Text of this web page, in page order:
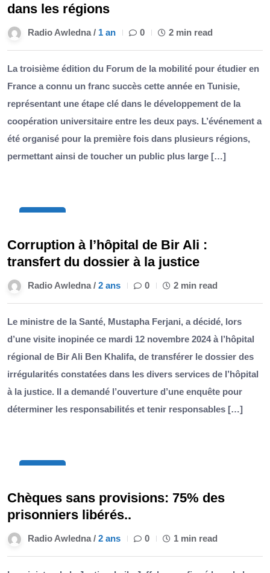
dans les régions
Radio Awledna / 1 an 0 2 min read
La troisième édition du Forum de la mobilité pour étudier en
France a connu un franc succès cette année en Tunisie,
représentant une étape clé dans le développement de la
coopération universitaire entre les deux pays. L’événement a
été organisé pour la première fois dans plusieurs régions,
permettant ainsi de toucher un public plus large […]
Corruption à l’hôpital de Bir Ali :
transfert du dossier à la justice
Radio Awledna / 2 ans 0 2 min read
Le ministre de la Santé, Mustapha Ferjani, a décidé, lors
d’une visite inopinée ce mardi 12 novembre 2024 à l’hôpital
régional de Bir Ali Ben Khalifa, de transférer le dossier des
irrégularités constatées dans les divers services de l’hôpital
à la justice. Il a demandé l’ouverture d’une enquête pour
déterminer les responsabilités et tenir responsables […]
Chèques sans provisions: 75% des
prisonniers libérés..
Radio Awledna / 2 ans 0 1 min read